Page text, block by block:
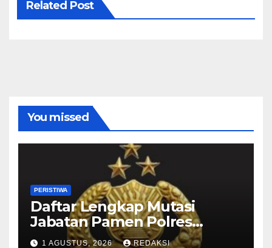
Related Post
You missed
PERISTIWA
Daftar Lengkap Mutasi
Jabatan Pamen Polres
Jajaran Polda Jatim 2026
1 AGUSTUS, 2026 REDAKSI